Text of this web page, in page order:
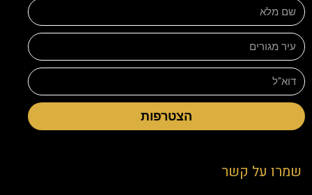
הצטרפות
שמרו על קשר